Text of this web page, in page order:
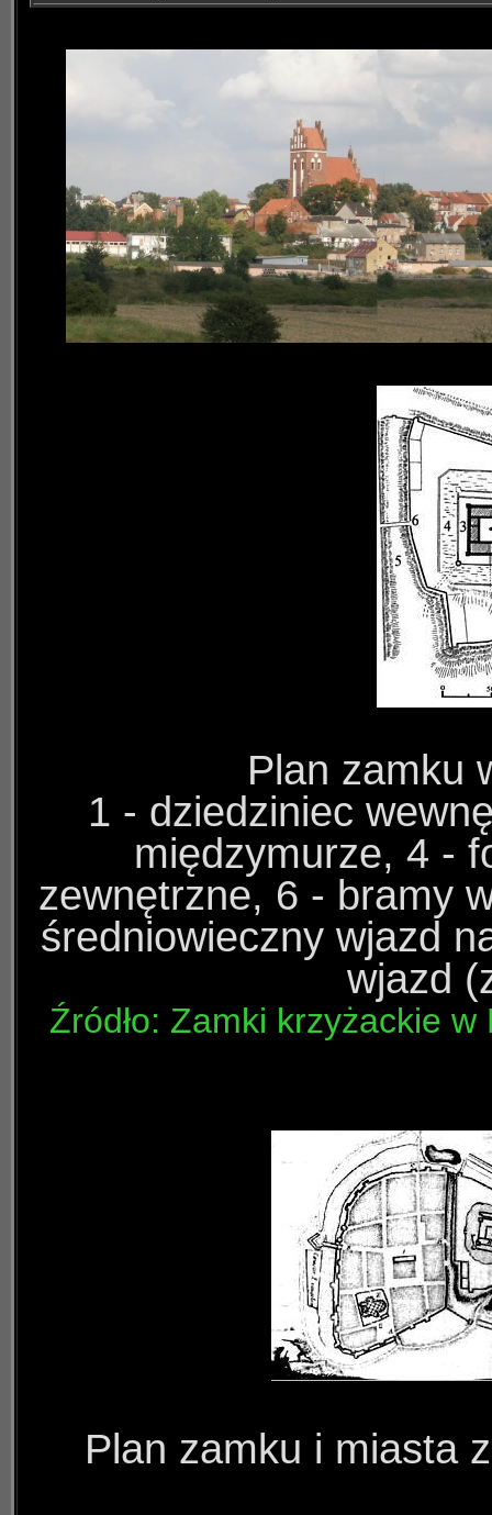
Plan zamku
1 - dziedziniec
międzymurze, 4 -
zewnętrzne, 6 - bramy
średniowieczny wjazd
wjazd
Źródło: Zamki krzyżackie
Plan zamku i miasta